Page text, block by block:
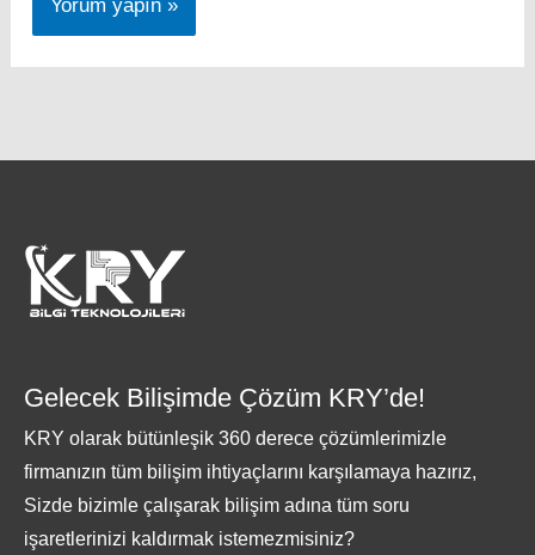
Gelecek Bilişimde Çözüm KRY’de!
KRY olarak bütünleşik 360 derece çözümlerimizle
firmanızın tüm bilişim ihtiyaçlarını karşılamaya hazırız,
Sizde bizimle çalışarak bilişim adına tüm soru
işaretlerinizi kaldırmak istemezmisiniz?